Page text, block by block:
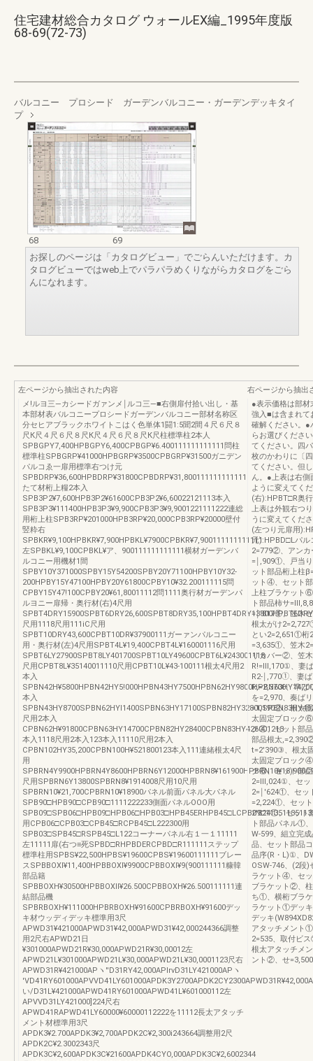
住宅建材総合カタログ ウォールEX編_1995年度版
68-69(72-73)
バルコニー プロシード ガーデンバルコニー・ガーデンデッキタイ
プ
68
69
お探しのページは「カタログビュー」でごらんいただけます。カ
タログビューではweb上でパラパラめくりながらカタログをごら
んになれます。
左ページから抽出された内容
メ!ルヨ三―カシードガァンメ￨ルコ三―■右側扉付拾い出し・基
本部材表バルコニープロシードガーデンバルコニー部材名称区
分セヒアブラックホワイトこはく色単体1闘1:5聞2間４尺６尺８
尺К尺４尺６尺８尺К尺４尺６尺８尺К尺柱標準柱2本人
SPBGPY7,400HPBGPY6,400CPBGP¥6.400111111111111問柱
標準柱SPBGRP¥41000HPBGRP¥3500CPBGRP¥31500ガニデン
パルコゑ一扉用標準右つけ元
SPBDRP¥36,600HPBDRP¥31800CPBDRP¥31,800111111111111
たて材桁上糧2本入
SPB3P2¥7,600HPB3P2¥61600CPB3P2¥6,60022121113本入
SPB3P3¥111400HPB3P3¥9,900CPB3P3¥9,9001221111222連総
用桁上柱SPB3RP¥201000HPB3RP¥20,000CPB3RP¥20000壁付
竪粋右
SPBKR¥9,100HPBKR¥7,900HPBKL¥7900CPBKR¥7,900111111111111
左SPBKL¥9,100CPBKL¥ア、900111111111111横材ガーデンバ
ルコニー用機材1間
SPBY10Y371000SPBY15Y54200SPBY20Y71100HPBY10Y32‐
200HPBY15Y47100HPBY20Y61800CPBY10¥32.200111115問
CPBY15Y47!100CPBY20¥61,80011112問1111奥行材ガーデンパ
ルヨニー扉帰・奥行材(右)4尺用
尺用1118尺用111iC尺用
SPBT10DRY43,600CPBT10DR¥37900111ガーァンパルコニー
用・奥行材(左)4尺用SPBT4L¥19,400CPBT4L¥160001116尺用
SPBT6LY27900SPBT8LY401700SPBT10LY49600CPBT6L¥243001118
尺用CPBT8L¥35140011110尺用CPBT10L¥43‐100111根太4尺用2
本入
本入
尺用2本入
CPBN62H¥91800CPBN63HY14700CPBN82HY28400CPBN83HY426001213
本入1118尺用2本入123本入11110尺用2本入
CPBN102HY35,200CPBN100H¥521800123本入111連緒根太4尺
用
尺用SPBRN6Y13800SPBRN8¥1914008尺用10尺用
SPBRN10¥21,700CPBRN10¥18900パネル前面パネル大パネル
SPB90□HPB90□CPB90□1111222233側面パネルOOO用
用CPB06□CPB03□CPB45□RCPB45□L222300用
SPB03□SPB45□RSPB45□L122コーナーパネル右１一１11111
左11111扉(右つ≡死SPBD□RHPBDERCPBD□R111111ステップ
標準柱用SPBS¥22,500HPBS¥19600CPBS¥19600111111ブレー
スSPBBOXl¥11,400HPBBOXl¥9900CPBBOXl¥9(900111111糠韓
部品籍
SPBBOXH¥30500HPBBOXII¥26.500CPBBOXH¥26.500111111連
結部品機
SPBRBOXH¥111000HPBRBOXH¥91600CPBRBOXH¥91600デッ
キ材ウッディデッキ標準用3尺
APWD31¥421000APWD31¥42,000APWD31¥42,000244366調整
用2尺右APWD21日
¥301000APWD21R¥30,000APWD21R¥30,00012左
APWD21L¥301000APWD21L¥30,000APWD21L¥30,0001123尺右
APWD31R¥421000APヽ′′D31RY42,000APIrvD31LY421000APヽ
い/D31L¥421000APWD41RY601000APWD41L¥601000112左
APVVD31LY421000]224尺右
APWD41RAPWD41LY60000¥60000112222を11112長太アタッチ
メント材標準用3尺
APDK3¥2.700APDK3¥2,700APDK2C¥2,300i243664調整用2尺
APDK2C¥2.3002343尺
APDK3C¥2,600APDK3C¥21600APDK4CYO,000APDK3C¥2,6002344
右ページから抽出
●表示価格は部
強入■は含まれ
確解ください。●
らお選びくださ
てください。四
枚のかわりに〔
てください。但
ん。●上表は右側
ように変えてく
(右):HPBT□R奥
上表は外観右つ
うに変えてくだ
(左つり元扉用
元):HPBD□Lパル
2=779②、アン
=￨,909①、戸当
ット部品桁上柱
ット④、セット
上柱ブラケット
ト部品柿サ
=￨′817①、笠木
根太がけ
とい2=2,651①桁
=3,635①、笠木
リカバー②、笠
R!=Ⅲ,170①、妻
R2‐￨,770①、妻
R,=2,3700、準ば
を=2,970、奏ば
=1,190②、根太
太固定ブロック
ク④、セット部
部品根太
t=2′390③、根太
太固定プロック
ク⑥、セット部
2=Ⅲ,024①、セッ
2=￨′624①、セッ
=2,224①、セッ
2′824①、セット
ト部品パネル①
W‐599、組立完
品、セット部品
品序(R・L)①、
OSW‐746、(2段
ラケット④、セ
ブラケット②、
ち①、横桁ブラ
ラケット①デッ
デッキ
アタッチメント
2=535、取付ビ
根太アタッチメ
ント②、せ